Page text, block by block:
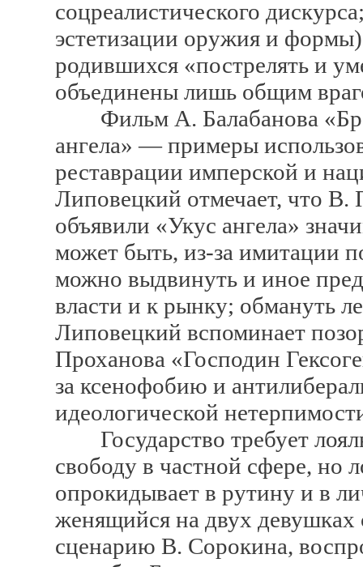
соцреалистического
эстетизации оружия и
родившихся «пострелять и
объединены лишь общим
Фильм А. Балабанова
ангела» — примеры
реставрации имперской и
Липовецкий отмечает, что
объявили «Укус ангела»
может быть, из-за имитации
можно выдвинуть и иное
власти и к рынку; обмануть
Липовецкий вспоминает
Проханова «Господин
за ксенофобию и
идеологической
Государство требует
свободу в частной сфере, но
опрокидывает в рутину и в
женящийся на двух девушках
сценарию В. Сорокина,